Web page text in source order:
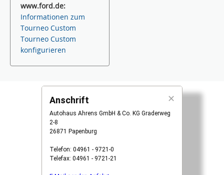
www.ford.de:
Informationen zum
Tourneo Custom
Tourneo Custom
konfigurieren